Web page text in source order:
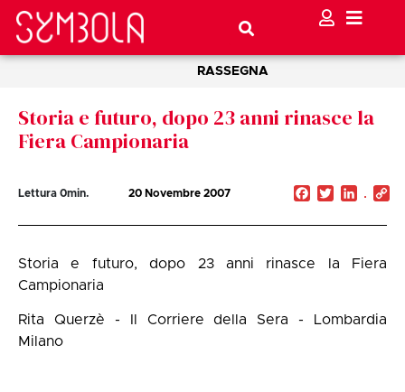
RASSEGNA
Storia e futuro, dopo 23 anni rinasce la
Fiera Campionaria
Lettura 0min. 20 Novembre 2007 Facebook
Twitter
Storia e futuro, dopo 23 anni rinasce la Fiera
Campionaria
Rita Querzè - Il Corriere della Sera - Lombardia
Milano